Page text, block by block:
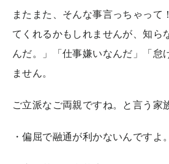
またまた、そんな事言っちゃって
てくれるかもしれませんが、知ら
んだ。」「仕事嫌いなんだ」「怠
ません。
ご立派なご両親ですね。と言う家
・偏屈で融通が利かないんですよ。